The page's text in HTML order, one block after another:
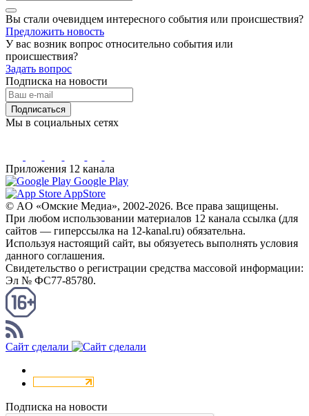
Вы стали очевидцем интересного события или происшествия?
Предложить новость
У вас возник вопрос относительно события или
происшествия?
Задать вопрос
Подписка на новости
Подписаться
Мы в социальных сетях
Приложения 12 канала
Google Play
AppStore
© AO «Омские Медиа», 2002-2026. Все права защищены.
При любом использовании материалов 12 канала ссылка (для
сайтов — гиперссылка на 12-kanal.ru) обязательна.
Используя настоящий сайт, вы обязуетесь выполнять условия
данного соглашения.
Свидетельство о регистрации средства массовой информации:
Эл № ФС77-85780.
Сайт сделали
Подписка на новости